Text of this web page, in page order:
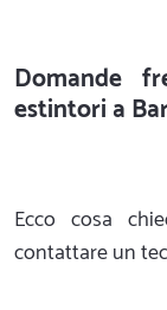
Domande
estintori a
Ecco cosa
contattare un